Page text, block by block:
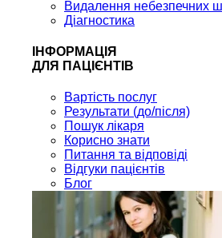
Видалення небезпечних
Діагностика
ІНФОРМАЦІЯ
ДЛЯ ПАЦІЄНТІВ
Вартість послуг
Результати (до/після)
Пошук лікаря
Корисно знати
Питання та відповіді
Відгуки пацієнтів
Блог